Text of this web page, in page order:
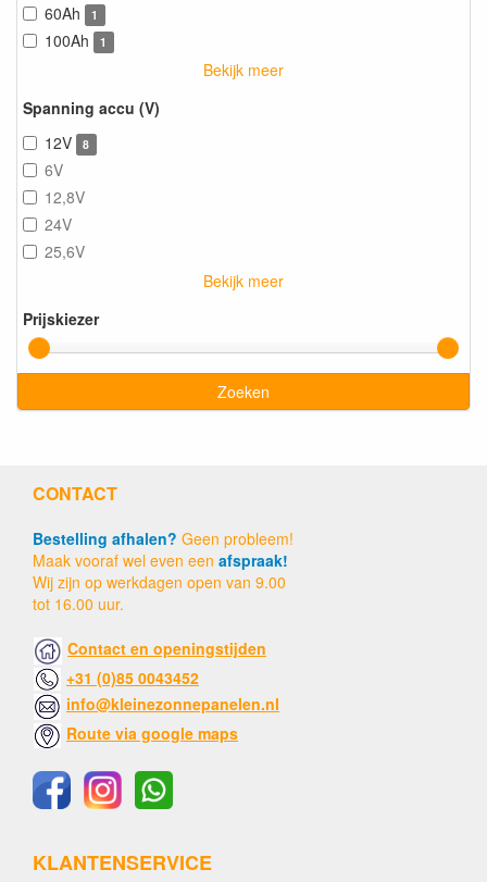
60Ah 1
100Ah 1
Bekijk meer
Spanning accu (V)
12V
8
6V
12,8V
24V
25,6V
Bekijk meer
Prijskiezer
Zoeken
CONTACT
Bestelling afhalen? Geen probleem!
Maak vooraf wel even een afspraak!
Wij zijn op werkdagen open van 9.00
tot 16.00 uur.
Contact en openingstijden
+31 (0)85 0043452
info@kleinezonnepanelen.nl
Route via google maps
KLANTENSERVICE